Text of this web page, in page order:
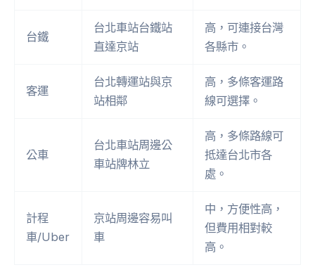
台鐵
台北車站台鐵站
直達京站
高，可連接台灣
各縣市。
客運
台北轉運站與京
站相鄰
高，多條客運路
線可選擇。
公車
台北車站周邊公
車站牌林立
高，多條路線可
抵達台北市各
處。
計程
車/Uber
京站周邊容易叫
車
中，方便性高，
但費用相對較
高。